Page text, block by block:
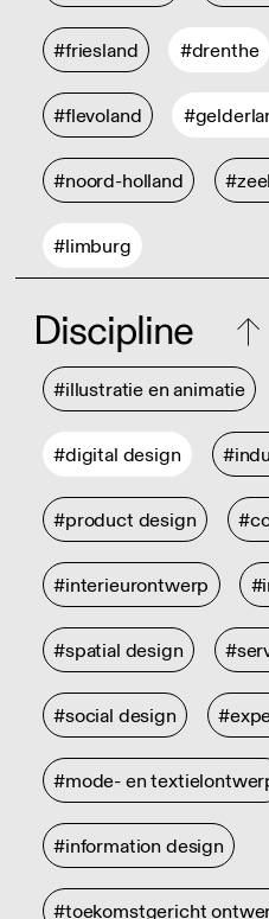
#friesland #drenthe
#flevoland
#noord-holland
#limburg
Discipline
#illustratie en animatie
#digital design
#product design
#interieurontwerp
#spatial design
#social design
#mode- en
#information design
#toekomstgericht